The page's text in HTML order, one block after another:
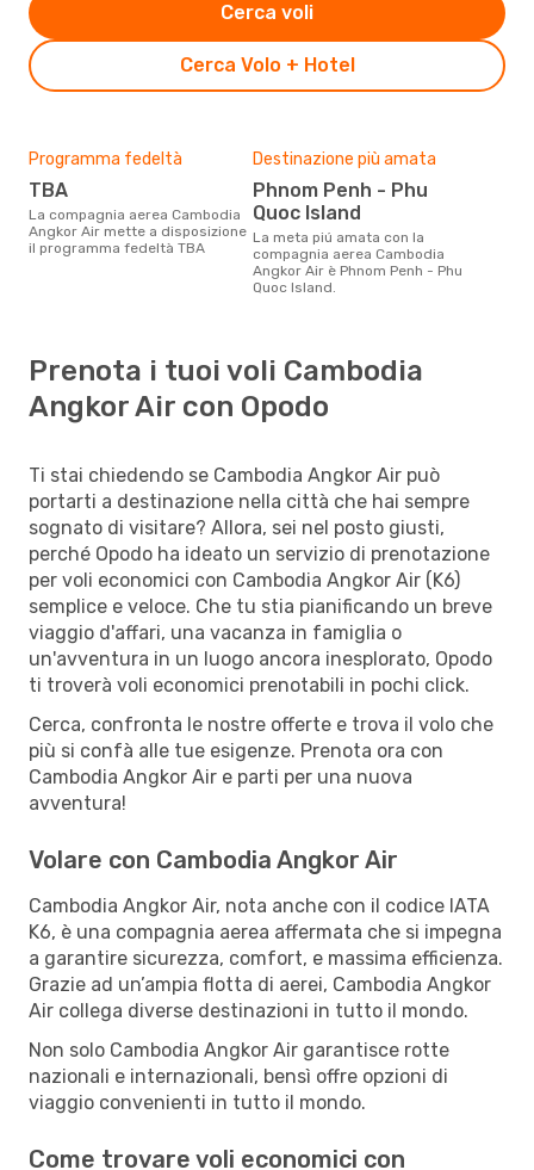
Cerca Volo + Hotel
Cerca voli
Programma fedeltà
TBA
La compagnia aerea Cambodia
Angkor Air mette a disposizione
il programma fedeltà TBA
Destinazione più amata
Phnom Penh - Phu
Quoc Island
La meta piú amata con la
compagnia aerea Cambodia
Angkor Air è Phnom Penh - Phu
Quoc Island.
Prenota i tuoi voli Cambodia
Angkor Air con Opodo
Ti stai chiedendo se Cambodia Angkor Air può
portarti a destinazione nella città che hai sempre
sognato di visitare? Allora, sei nel posto giusti,
perché Opodo ha ideato un servizio di prenotazione
per voli economici con Cambodia Angkor Air (K6)
semplice e veloce. Che tu stia pianificando un breve
viaggio d'affari, una vacanza in famiglia o
un'avventura in un luogo ancora inesplorato, Opodo
ti troverà voli economici prenotabili in pochi click.
Cerca, confronta le nostre offerte e trova il volo che
più si confà alle tue esigenze. Prenota ora con
Cambodia Angkor Air e parti per una nuova
avventura!
Volare con Cambodia Angkor Air
Cambodia Angkor Air, nota anche con il codice IATA
K6, è una compagnia aerea affermata che si impegna
a garantire sicurezza, comfort, e massima efficienza.
Grazie ad un’ampia flotta di aerei, Cambodia Angkor
Air collega diverse destinazioni in tutto il mondo.
Non solo Cambodia Angkor Air garantisce rotte
nazionali e internazionali, bensì offre opzioni di
viaggio convenienti in tutto il mondo.
Come trovare voli economici con